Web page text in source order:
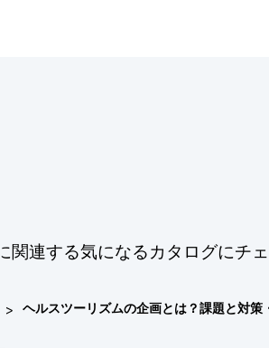
関連する気になるカタログにチ
> ヘルスツーリズムの企画とは？課題と対策